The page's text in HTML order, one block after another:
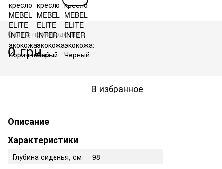
Снят с производства
0 грн
В избранное
Описание
Характеристики
Глубина сиденья, см
98